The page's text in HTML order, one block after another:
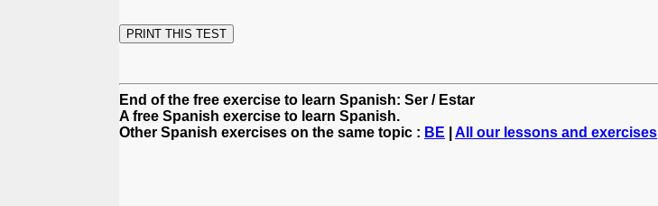
End of the free exercise to learn Spanish: Ser / Estar
A free Spanish exercise to learn Spanish.
Other Spanish exercises on the same topic : BE All our lessons and exercises